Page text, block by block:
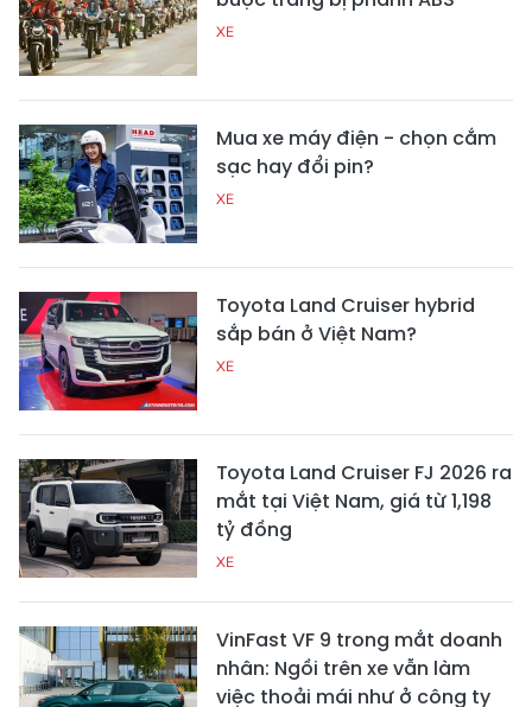
XE
Mua xe máy điện - chọn cắm
sạc hay đổi pin?
XE
Toyota Land Cruiser hybrid
sắp bán ở Việt Nam?
XE
Toyota Land Cruiser FJ 2026 ra
mắt tại Việt Nam, giá từ 1,198
tỷ đồng
XE
VinFast VF 9 trong mắt doanh
nhân: Ngồi trên xe vẫn làm
việc thoải mái như ở công ty